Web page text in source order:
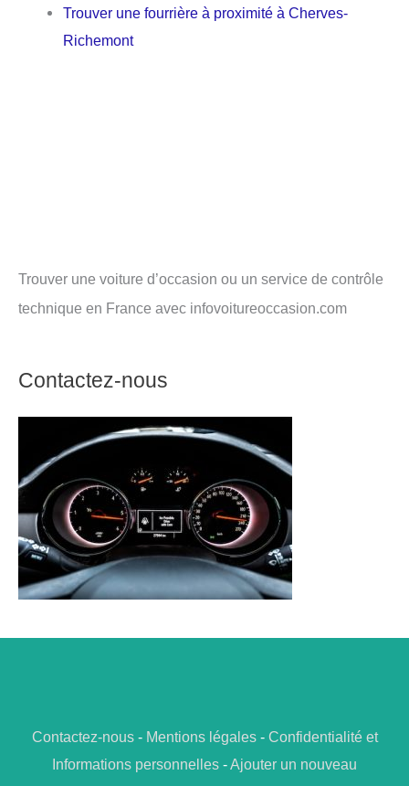
Trouver une fourrière à proximité à Cherves-
Richemont
Trouver une voiture d’occasion ou un service de contrôle
technique en France avec infovoitureoccasion.com
Contactez-nous
Contactez-nous- Mentions légales- Confidentialité et
Informations personnelles -Ajouter un nouveau